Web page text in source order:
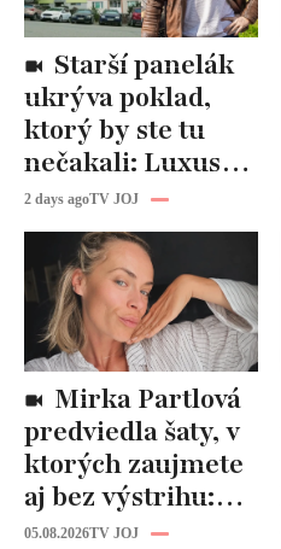
ukrýva poklad,
ktorý by ste tu
nečakali: Luxusná
kuchyňa aj
kúpeľňa ako z
novostavby!
2 days agoTV JOJ
predviedla šaty, v
ktorých zaujmete
aj bez výstrihu:
Ich čaro je v tomto
05.08.2026TV JOJ